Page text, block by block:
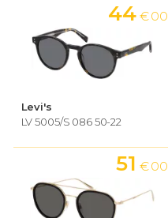
Levi's
LV 5005/S 086 50-22
44 € 00
51 € 00